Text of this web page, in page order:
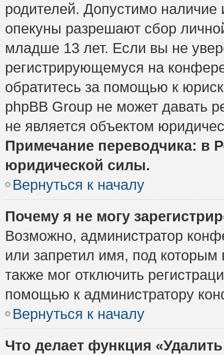
родителей. Допустимо наличие
опекуны разрешают сбор
младше 13 лет. Если вы не
регистрирующемуся на
обратитесь за помощью к
phpBB Group не может давать
не является объектом
Примечание переводчика: в
юридической силы.
Вернуться к началу
Почему я не могу
Возможно, администратор
или запретил имя, под которым
также мог отключить
помощью к администратору
Вернуться к началу
Что делает функция